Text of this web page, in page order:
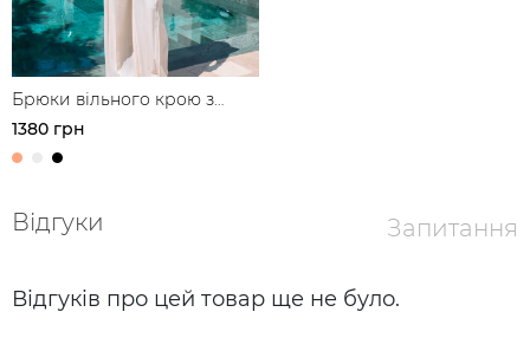
Брюки вільного крою з
защипами з льону
1380 грн
Відгуки Запитання
Відгуків про цей товар ще не було.